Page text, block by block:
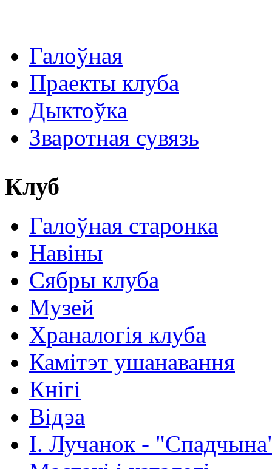
Галоўная
Праекты клуба
Дыктоўка
Зваротная сувязь
Клуб
Галоўная старонка
Навіны
Сябры клуба
Музей
Храналогія клуба
Камітэт ушанавання
Кнігі
Відэа
І. Лучанок -